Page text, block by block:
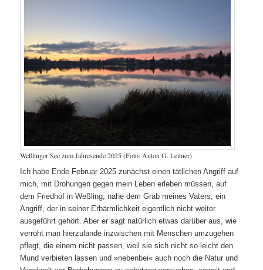
Weßlinger See zum Jahresende 2025 (Foto: Anton G. Leitner)
Ich habe Ende Februar 2025 zunächst einen tätlichen Angriff auf
mich, mit Drohungen gegen mein Leben erleben müssen, auf
dem Friedhof in Weßling, nahe dem Grab meines Vaters, ein
Angriff, der in seiner Erbärmlichkeit eigentlich nicht weiter
ausgeführt gehört. Aber er sagt natürlich etwas darüber aus, wie
verroht man hierzulande inzwischen mit Menschen umzugehen
pflegt, die einem nicht passen, weil sie sich nicht so leicht den
Mund verbieten lassen und »nebenbei« auch noch die Natur und